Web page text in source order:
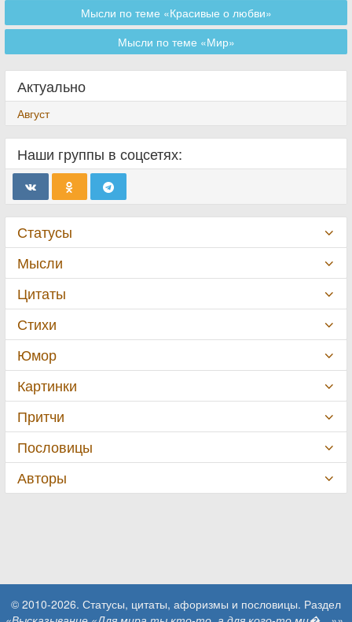
Мысли по теме «Красивые о любви»
Мысли по теме «Мир»
Актуально
Август
Наши группы в соцсетях:
Статусы
Мысли
Цитаты
Стихи
Юмор
Картинки
Притчи
Пословицы
Авторы
© 2010-2026. Статусы, цитаты, афоризмы и пословицы. Раздел